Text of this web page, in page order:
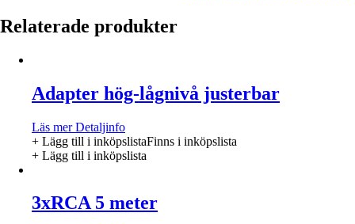
Relaterade produkter
Adapter hög-lågnivå justerbar
Läs merDetaljinfo
+ Lägg till i inköpslistaFinns i inköpslista
+ Lägg till i inköpslista
3xRCA 5 meter